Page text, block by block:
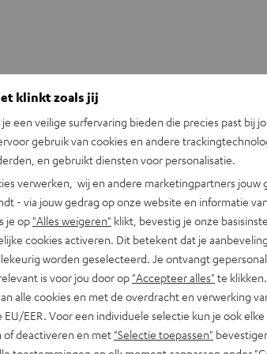
ULTIMA
25
ULTIMA
25
ULTIMA 25
klinkt zoals jij
je een veilige surfervaring bieden die precies past bij
gebruik van cookies en andere
en gebruikt diensten voor personalisatie.
verwerken, wij en andere marketingpartners jouw
- via jouw gedrag op onze website en informatie
je op "Alles weigeren" klikt, bevestig je onze
cookies activeren. Dit betekent dat je
worden geselecteerd. Je ontvangt
is voor jou door op "Accepteer alles" te
alle cookies en met de overdracht en verwerking
EU/EER. Voor een individuele selectie kun je ook
of deactiveren en met "Selectie toepassen"